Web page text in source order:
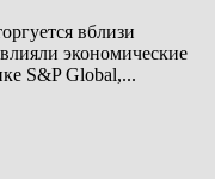
вблизи
экономические
S&P Global,...